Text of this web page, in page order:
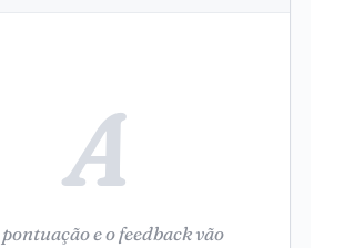
A
e o feedback vão